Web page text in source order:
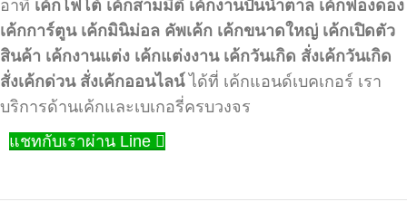
อาทิ เค้กโฟโต้ เค้กสามมิติ เค้กงานปั้นน้ำตาล เค้กฟองดอง
เค้กการ์ตูน เค้กมินิม่อล คัพเค้ก เค้กขนาดใหญ่ เค้กเปิดตัว
สินค้า เค้กงานแต่ง เค้กแต่งงาน เค้กวันเกิด สั่งเค้กวันเกิด
สั่งเค้กด่วน สั่งเค้กออนไลน์ได้ที่ เค้กแอนด์เบคเกอร์ เรา
บริการด้านเค้กและเบเกอรี่ครบวงจร
แชทกับเราผ่าน Line